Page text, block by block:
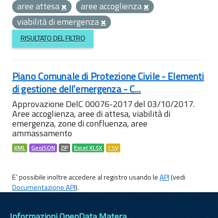
aree attesa
aree accoglienza
viabilità di emergenza
RISULTATO DEL FILTRO
Piano Comunale di Protezione Civile - Elementi
di gestione dell'emergenza - C...
Approvazione DelC 00076-2017 del 03/10/2017.
Aree accoglienza, aree di attesa, viabilità di
emergenza, zone di confluenza, aree
ammassamento
KML GeoJSON ZIP Excel XLSX CSV
E' possibile inoltre accedere al registro usando leAPI(vedi
Documentazione API).